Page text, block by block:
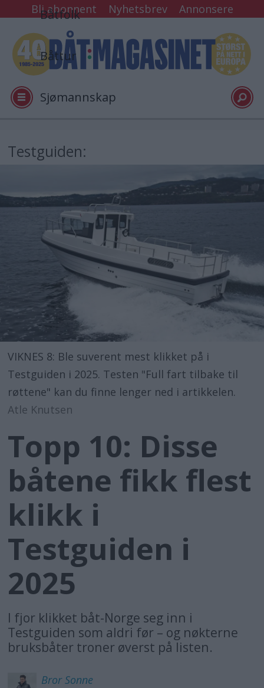
Bli abonnent Nyhetsbrev Annonsere
Båtfolk
Båttur
Sjømannskap
Video
Logg inn
Testguiden:
VIKNES 8: Ble suverent mest klikket på i
Testguiden i 2025. Testen "Full fart tilbake til
røttene" kan du finne lenger ned i artikkelen.
Atle Knutsen
Topp 10: Disse
båtene fikk flest
klikk i
Testguiden i
2025
I fjor klikket båt-Norge seg inn i
Testguiden som aldri før – og nøkterne
bruksbåter troner øverst på listen.
Bror Sonne